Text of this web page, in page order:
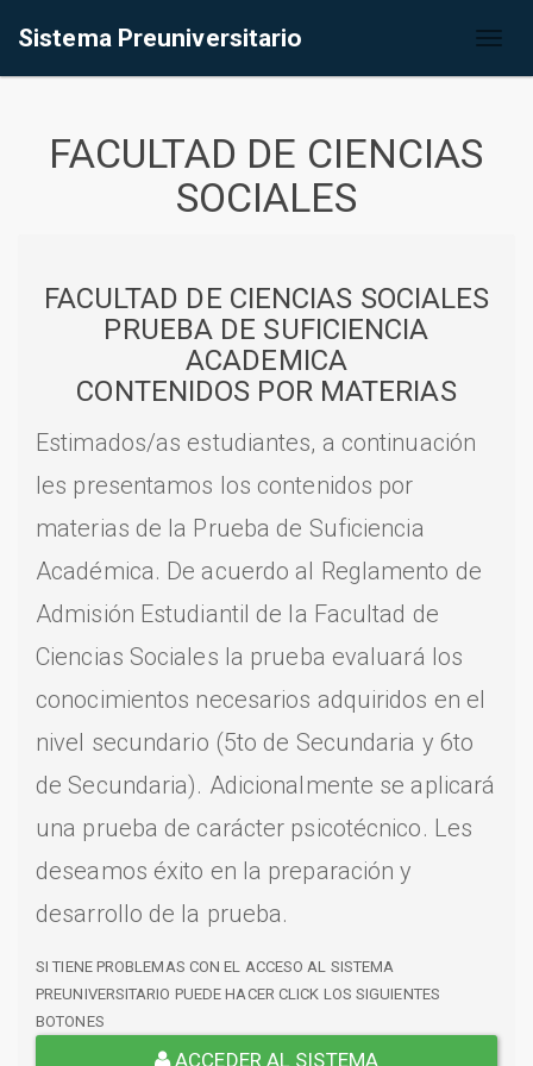
Sistema Preuniversitario
FACULTAD DE CIENCIAS
SOCIALES
FACULTAD DE CIENCIAS SOCIALES
PRUEBA DE SUFICIENCIA
ACADEMICA
CONTENIDOS POR MATERIAS
Estimados/as estudiantes, a continuación
les presentamos los contenidos por
materias de la Prueba de Suficiencia
Académica. De acuerdo al Reglamento de
Admisión Estudiantil de la Facultad de
Ciencias Sociales la prueba evaluará los
conocimientos necesarios adquiridos en el
nivel secundario (5to de Secundaria y 6to
de Secundaria). Adicionalmente se aplicará
una prueba de carácter psicotécnico. Les
deseamos éxito en la preparación y
desarrollo de la prueba.
SI TIENE PROBLEMAS CON EL ACCESO AL SISTEMA
PREUNIVERSITARIO PUEDE HACER CLICK LOS SIGUIENTES
BOTONES
ACCEDER AL SISTEMA